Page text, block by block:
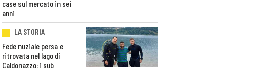
case sul mercato in sei
anni
LA STORIA
Fede nuziale persa e
ritrovata nel lago di
Caldonazzo: i sub